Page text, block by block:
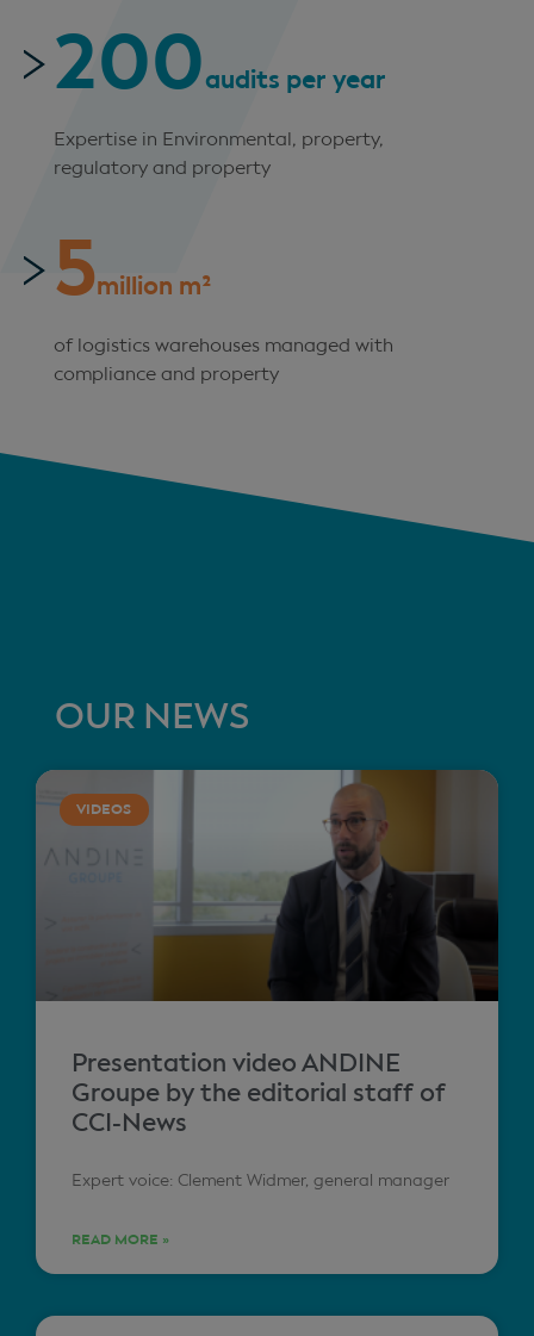
Expertise in Environmental, property,
regulatory and property
200audits per year
of logistics warehouses managed with
compliance and property
5million m²
OUR NEWS
VIDEOS
Presentation video ANDINE
Groupe by the editorial staff of
CCI-News
Expert voice: Clement Widmer, general manager
READ MORE »